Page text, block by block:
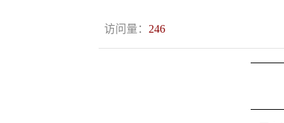
访问量： 246